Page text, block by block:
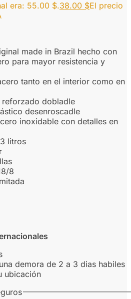
era: 55.00 $.38.00 $El precio
made in Brazil hecho con
para mayor resistencia y
tanto en el interior como en
dobladle
desenroscadle
inoxidable con detalles en
litros
8
demora de 2 a 3 dias habiles
ubicación